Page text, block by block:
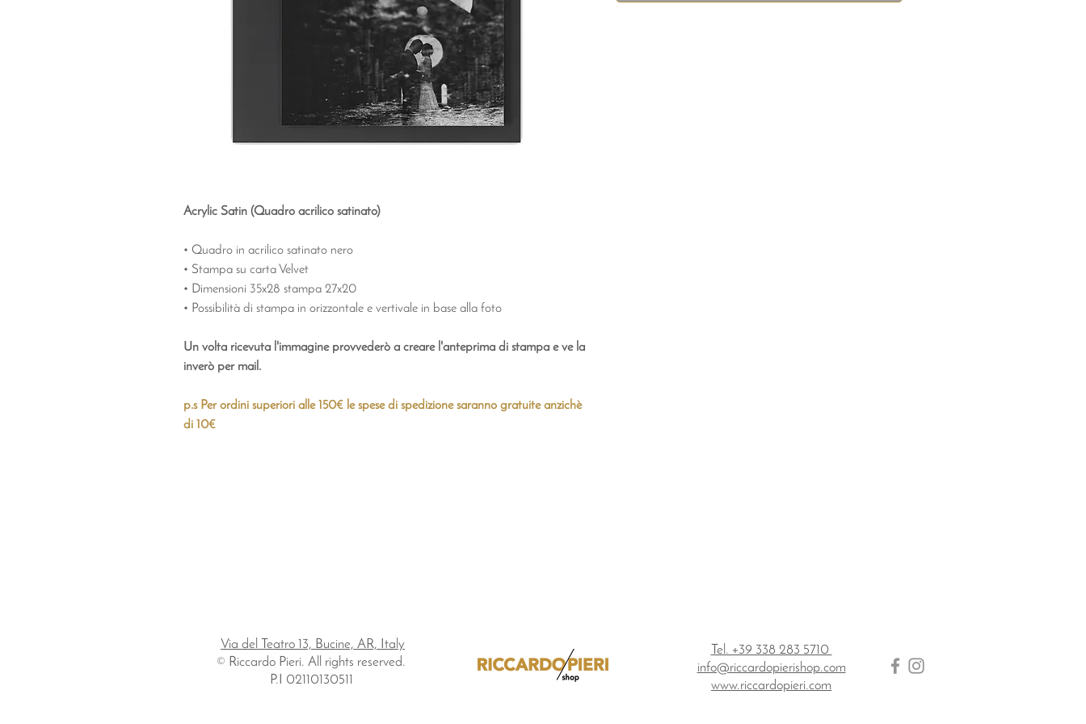
Acrylic Satin (Quadro acrilico satinato)
• Quadro in acrilico satinato nero
• Stampa su carta Velvet
• Dimensioni 35x28 stampa 27x20
• Possibilità di stampa in orizzontale e vertivale in base alla foto
Un volta ricevuta l'immagine provvederò a creare l'anteprima di stampa e ve la
inverò per mail.
p.s Per ordini superiori alle 150€ le spese di spedizione saranno gratuite anzichè
di 10€
Via del Teatro 13, Bucine, AR, Italy
© Riccardo Pieri. All rights reserved.
P.I 02110130511
Tel. +39 338 283 5710
info@riccardopierishop.com
www.riccardopieri.com